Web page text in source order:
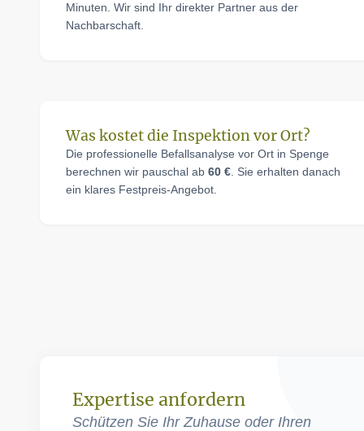
Minuten. Wir sind Ihr direkter Partner aus der
Nachbarschaft.
Was kostet die Inspektion vor Ort?
Die professionelle Befallsanalyse vor Ort in Spenge
berechnen wir pauschal ab 60 € . Sie erhalten danach
ein klares Festpreis-Angebot.
Expertise anfordern
Schützen Sie Ihr Zuhause oder Ihren